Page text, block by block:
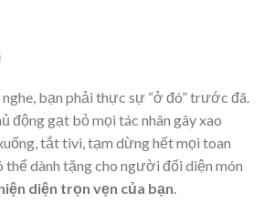
bạn phải thực sự “ở đó” trước đã.
động gạt bỏ mọi tác nhân gây xao
tắt tivi, tạm dừng hết mọi toan
thể dành tặng cho người đối diện món
diện trọn vẹn của bạn.